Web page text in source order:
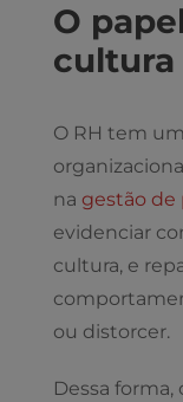
O
cultura
O RH tem
na gestão de
evidenciar
cultura, e
ou distorcer.
Dessa forma,